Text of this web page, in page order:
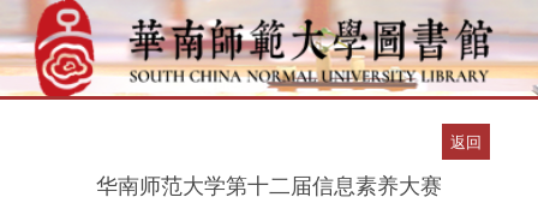
华南师范大学第十二届信息素养大赛
返回